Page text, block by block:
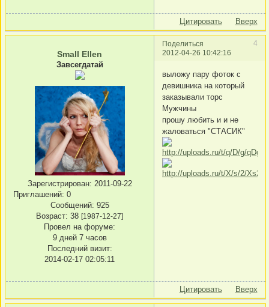
Цитировать Вверх
Поделиться
4
2012-04-26 10:42:16
Small Ellen
Завсегдатай
Зарегистрирован: 2011-09-22
Приглашений: 0
Сообщений: 925
Возраст: 38 [1987-12-27]
Провел на форуме:
9 дней 7 часов
Последний визит:
2014-02-17 02:05:11
выложу пару фоток с
девишника на который
заказывали торс
Мужчины
прошу любить и и не
жаловаться "СТАСИК"
Цитировать Вверх